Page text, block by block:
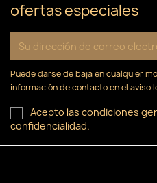
ofertas especiales
Puede darse de baja en cualquier
información de contacto en el aviso
Acepto las condiciones
confidencialidad.